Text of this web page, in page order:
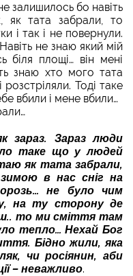
залишилось бо навіть
як тата забрали, то
і так і не повернули.
не знаю який мій
біля площі… він мені
знаю хто мого тата
Тоді таке
вбили і мене вбили…
зараз. Зараз люди
таке що у людей
як тата забрали,
в нас сніг на
не було чим
на ту сторону де
то ми сміття там
тепло… Нехай Бог
Бідно жили, яка
чи росіянин, аби
– неважливо.